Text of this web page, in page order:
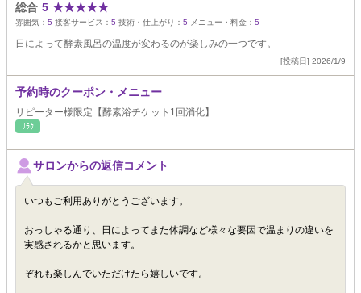
総合 5 ★★★★★
雰囲気： 5 接客サービス： 5 技術・仕上がり： 5 メニュー・料金： 5
日によって酵素風呂の温度が変わるのが楽しみの一つです。
[投稿日] 2026/1/9
予約時のクーポン・メニュー
リピーター様限定【酵素浴チケット1回消化】
ﾘﾗｸ
サロンからの返信コメント
いつもご利用ありがとうございます。
おっしゃる通り、日によってまた体調など様々な要因で温まりの違いを
実感されるかと思います。
ぞれも楽しんでいただけたら嬉しいです。